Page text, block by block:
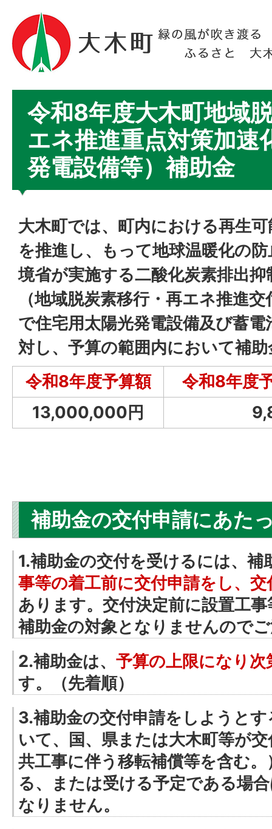
令和8年度大木町地域
エネ推進重点対策加速
発電設備等）補助金
大木町では、町内における再生
を推進し、もって地球温暖化の
境省が実施する二酸化炭素排出
（地域脱炭素移行・再エネ推進
で住宅用太陽光発電設備及び蓄
対し、予算の範囲内において補
令和8年度予算額
令和8年度
13,000,000円
補助金の交付申請にあた
1.補助金の交付を受けるには、補
事等の着工前に交付申請をし、
あります。交付決定前に設置工
補助金の対象となりませんので
2.補助金は、 予算の上限になり次
す。（先着順）
3.補助金の交付申請をしようと
いて、国、県または大木町等が
共工事に伴う移転補償等を含む
る、または受ける予定である場
なりません。